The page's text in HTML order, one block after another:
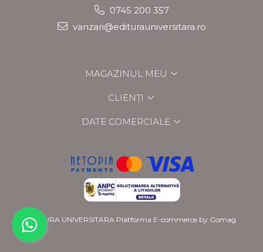
0745 200 357
vanzari@editurauniversitara.ro
MAGAZINUL MEU
CLIENȚI
DATE COMERCIALE
EDITURA UNIVERSITARA Platforma E-commerce by Gomag